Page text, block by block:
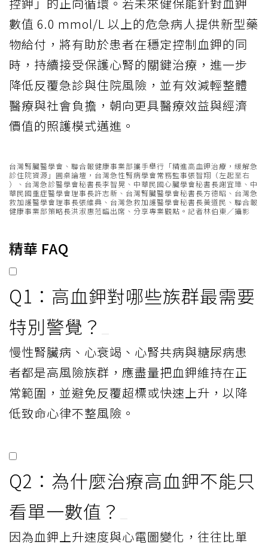
數值 6.0 mmol/L 以上的危急病人提供新型藥
物給付，將有助於患者在穩定控制血鉀的同
時，持續接受保護心腎的關鍵治療，進一步
降低反覆急診與住院風險，並有效減輕整體
醫療與社會負擔，朝向更具醫療效益與經濟
價值的照護模式邁進。
台灣腎臟醫學會、聯合報健康事業部攜手舉行「精進高血鉀治療，緩解急
）、台灣急診醫學會秘書長李智晃、中華民國心臟學會秘書長謝宜璋、中
華民國重症醫學會理事長許志新、台灣腎臟醫學會秘書長方德昭、台灣急
救加護醫學會理事長張維典、台灣急救加護醫學會秘書長黃道民、聯合報
健康事業部策略長洪淑惠蒞臨出席、分享專業觀點。記者林伯東／攝影
精華 FAQ
Q1：高血鉀對哪些族群最需要
特別警覺？
慢性腎臟病、心衰竭、心腎共病與糖尿病患
者都是高風險族群，應盡量把血鉀維持在正